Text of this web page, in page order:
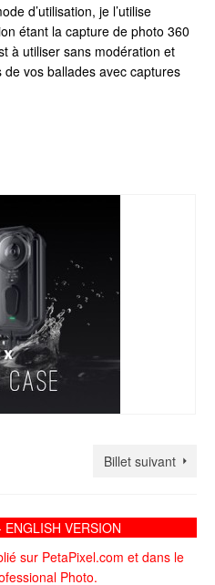
d’utilisation, je l’utilise
étant la capture de photo 360
à utiliser sans modération et
vos ballades avec captures
Billet suivant
VERSION
sur PetaPixel.com et dans le
Photo.